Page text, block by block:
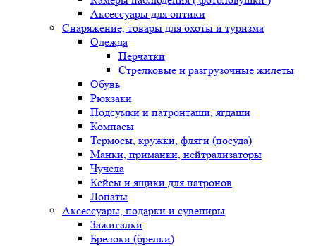
Аксессуары для оптики
Снаряжение, товары для охоты и туризма
Одежда
Перчатки
Стрелковые и разгрузочные жилеты
Обувь
Рюкзаки
Подсумки и патронташи, ягдаши
Компасы
Термосы, кружки, фляги (посуда)
Манки, приманки, нейтрализаторы
Чучела
Кейсы и ящики для патронов
Лопаты
Аксессуары, подарки и сувениры
Зажигалки
Брелоки (брелки)